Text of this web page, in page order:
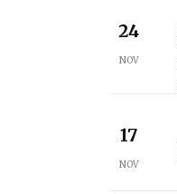
24
NOV
17
NOV